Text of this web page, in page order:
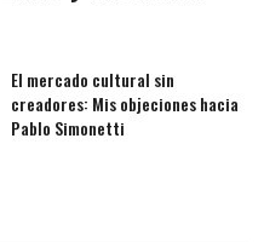
El mercado cultural sin
creadores: Mis objeciones hacia
Pablo Simonetti